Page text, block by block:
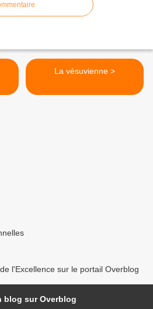
La vésuvienne >
l'Excellence sur le portail Overblog
blog sur Overblog